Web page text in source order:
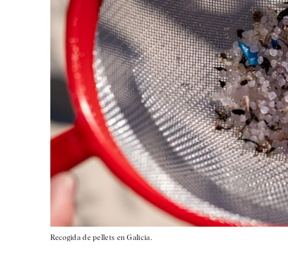
Recogida de pellets en Galicia.